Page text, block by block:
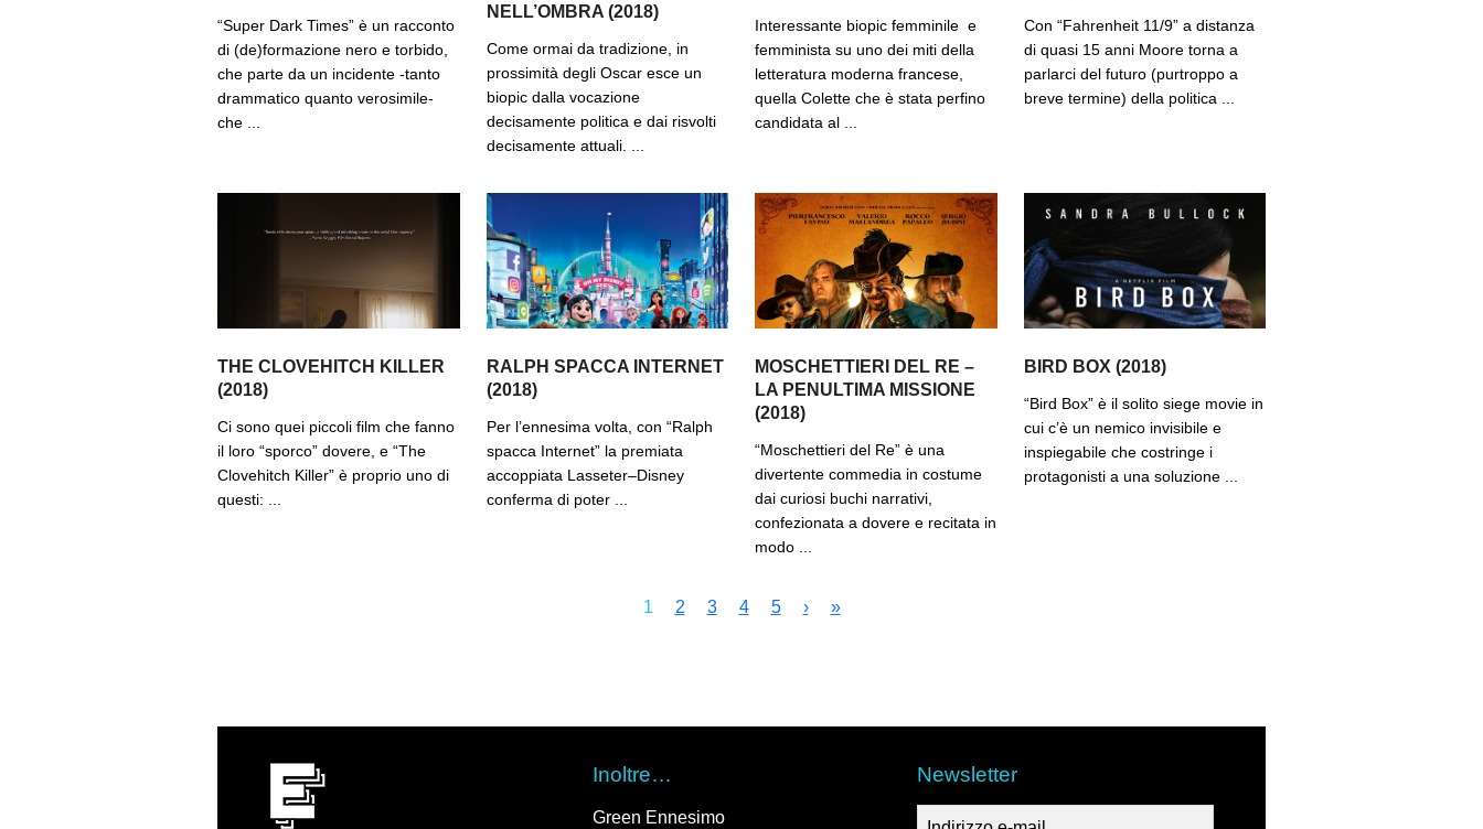
“Super Dark Times” è un racconto
di (de)formazione nero e torbido,
che parte da un incidente -tanto
drammatico quanto verosimile-
che ...
NELL’OMBRA (2018)
Come ormai da tradizione, in
prossimità degli Oscar esce un
biopic dalla vocazione
decisamente politica e dai risvolti
decisamente attuali. ...
Interessante biopic femminile e
femminista su uno dei miti della
letteratura moderna francese,
quella Colette che è stata perfino
candidata al ...
Con “Fahrenheit 11/9” a distanza
di quasi 15 anni Moore torna a
parlarci del futuro (purtroppo a
breve termine) della politica ...
THE CLOVEHITCH KILLER
(2018)
Ci sono quei piccoli film che fanno
il loro “sporco” dovere, e “The
Clovehitch Killer” è proprio uno di
questi: ...
RALPH SPACCA INTERNET
(2018)
Per l’ennesima volta, con “Ralph
spacca Internet” la premiata
accoppiata Lasseter–Disney
conferma di poter ...
MOSCHETTIERI DEL RE –
LA PENULTIMA MISSIONE
(2018)
“Moschettieri del Re” è una
divertente commedia in costume
dai curiosi buchi narrativi,
confezionata a dovere e recitata in
modo ...
BIRD BOX (2018)
“Bird Box” è il solito siege movie in
cui c’è un nemico invisibile e
inspiegabile che costringe i
protagonisti a una soluzione ...
1 2 3 4 5 › »
Inoltre…
Green Ennesimo
Newsletter